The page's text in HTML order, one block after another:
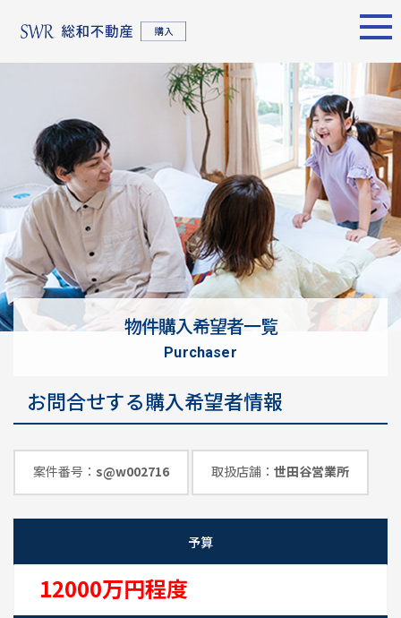
名古屋エリア
物件検索
物件一覧
東京エリア
物件検索
物件一覧
エリア別
名古屋エリア
不動産売却
について
購入希望者
情報一覧
について
購入希望者
情報一覧
売却サポート
シーンごとの売却
売り方のメリット・デメ
リット
買い替えの流れ
売却実績
戸建てを高く売るための
土地を高く売るためのポ
めのポイント
物件購入希望者一覧
purchaser
お問合せする購入希望者情報
案件番号： s@w002716 取扱店舗： 世田谷営業所
予算
12000万円程度